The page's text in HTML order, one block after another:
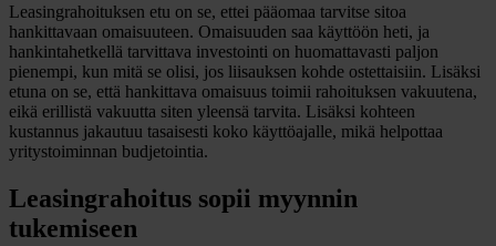
Leasingrahoituksen etu on se, ettei pääomaa tarvitse sitoa
hankittavaan omaisuuteen. Omaisuuden saa käyttöön heti, ja
hankintahetkellä tarvittava investointi on huomattavasti paljon
pienempi, kun mitä se olisi, jos liisauksen kohde ostettaisiin. Lisäksi
etuna on se, että hankittava omaisuus toimii rahoituksen vakuutena,
eikä erillistä vakuutta siten yleensä tarvita. Lisäksi kohteen
kustannus jakautuu tasaisesti koko käyttöajalle, mikä helpottaa
yritystoiminnan budjetointia.
Leasingrahoitus sopii myynnin
tukemiseen